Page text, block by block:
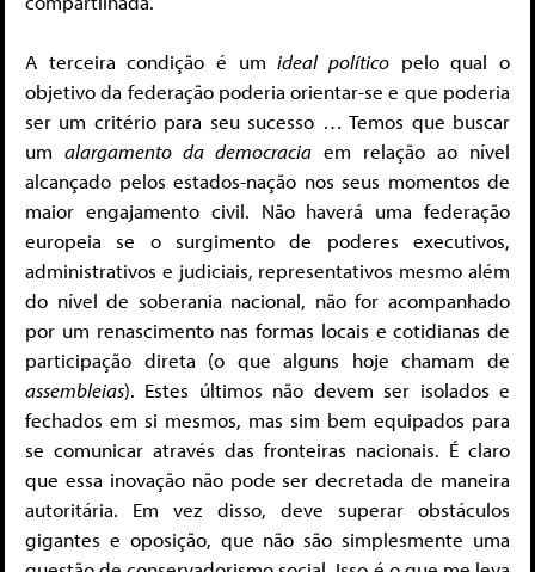
A terceira condição é umideal político pelo qual o
objetivo da federação poderia orientar-se e que poderia
ser um critério para seu sucesso … Temos que buscar
um alargamento da democracia em relação ao nível
alcançado pelos estados-nação nos seus momentos de
maior engajamento civil. Não haverá uma federação
europeia se o surgimento de poderes executivos,
administrativos e judiciais, representativos mesmo além
do nível de soberania nacional, não for acompanhado
por um renascimento nas formas locais e cotidianas de
participação direta (o que alguns hoje chamam de
assembleias). Estes últimos não devem ser isolados e
fechados em si mesmos, mas sim bem equipados para
se comunicar através das fronteiras nacionais. É claro
que essa inovação não pode ser decretada de maneira
autoritária. Em vez disso, deve superar obstáculos
gigantes e oposição, que não são simplesmente uma